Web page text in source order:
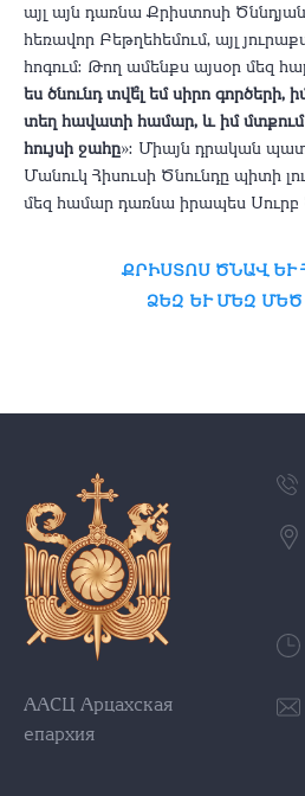
այլ այն դառնա Քրիստոսի
հեռավոր Բեթղեհեմում, այլ
հոգում։ Թող ամենքս այսօր մեզ
ես ծնունդ տվե՞լ եմ սիրո գործերի,
տեղ հավատի համար, և իմ մտքում
հույսի ջահը»։ Միայն դրական
Մանուկ Հիսուսի Ծնունդը պիտի
մեզ համար դառնա իրապես Սուրբ
ՔՐԻՍՏՈՍ ԾՆԱՎ ԵՒ
ՁԵԶ ԵՒ ՄԵԶ ՄԵԾ
ААСЦ Арцахская
епархия